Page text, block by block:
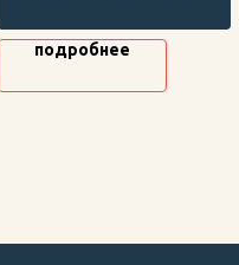
и долговечность.
подробнее